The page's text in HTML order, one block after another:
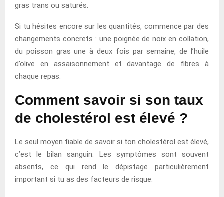
gras trans ou saturés.
Si tu hésites encore sur les quantités, commence par des
changements concrets : une poignée de noix en collation,
du poisson gras une à deux fois par semaine, de l’huile
d’olive en assaisonnement et davantage de fibres à
chaque repas.
Comment savoir si son taux
de cholestérol est élevé ?
Le seul moyen fiable de savoir si ton cholestérol est élevé,
c’est le bilan sanguin. Les symptômes sont souvent
absents, ce qui rend le dépistage particulièrement
important si tu as des facteurs de risque.